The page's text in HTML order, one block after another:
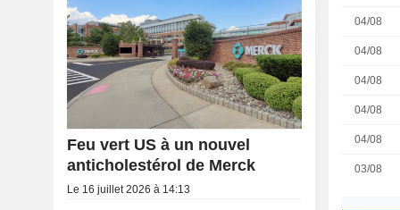
04/08
04/08
04/08
04/08
04/08
03/08
Feu vert US à un nouvel
anticholestérol de Merck
Le 16 juillet 2026 à 14:13